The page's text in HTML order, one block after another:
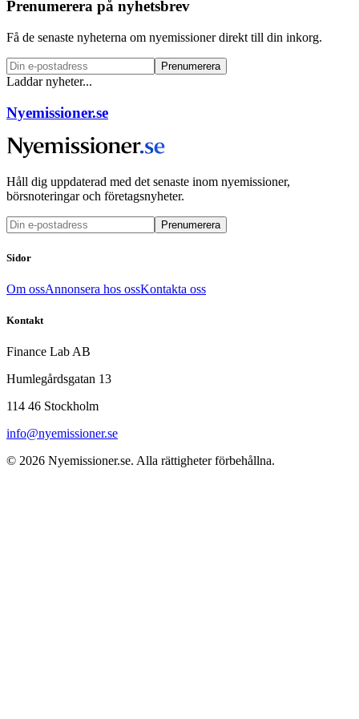
Prenumerera på nyhetsbrev
Få de senaste nyheterna om nyemissioner direkt till din inkorg.
Prenumerera
Laddar nyheter...
Nyemissioner.se
Håll dig uppdaterad med det senaste inom nyemissioner,
börsnoteringar och företagsnyheter.
Prenumerera
Sidor
Om ossAnnonsera hos ossKontakta oss
Kontakt
Finance Lab AB
Humlegårdsgatan 13
114 46 Stockholm
info@nyemissioner.se
© 2026 Nyemissioner.se. Alla rättigheter förbehållna.